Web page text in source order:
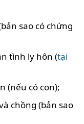
sao có chứng
tình ly hôn (tại
(nếu có con);
chồng (bản sao